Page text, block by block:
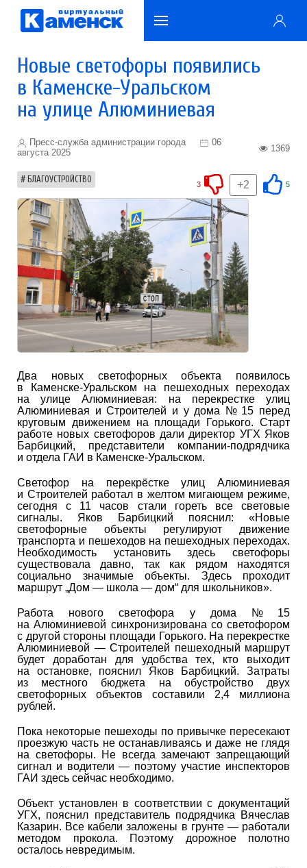
Новые светофоры появились
в Каменске-Уральском
на улице Алюминиевая
Пресс-служба администрации города
06
августа 2025
1369
БЛАГОУСТРОЙСТВО 5
+2
3
Два новых светофорных объекта появилось
в Каменске-Уральском на пешеходных переходах
на улице Алюминиевая: на перекрестке улиц
Алюминиевая и Строителей и у дома № 15 перед
круговым движением на площади Горького. Старт
работе новых светофоров дали директор УГХ Яков
Барбицкий, представители компании-подрядчика
и отдела ГАИ в Каменске-Уральском.
Светофор на перекрёстке улиц Алюминиевая
и Строителей работал в желтом мигающем режиме,
сегодня с 11 часов стали гореть все световые
сигналы. Яков Барбицкий пояснил: «Новые
светофорные объекты регулируют движение
транспорта и пешеходов на пешеходных переходах.
Необходимость установить здесь светофоры
существовала давно, так как рядом находятся
социально значимые объекты. Здесь проходит
маршрут „Дом — школа — дом“ для школьников».
Работа нового светофора у дома № 15
на Алюминиевой синхронизирована со светофором
с другой стороны площади Горького. На перекрестке
Алюминиевой — Строителей пешеходный маршрут
будет доработан для удобства тех, кто выходит
на остановке, пояснил Яков Барбицкий. Затраты
из местного бюджета на обустройство двух
светофорных объектов составили 2,4 миллиона
рублей.
Пока некоторые пешеходы по привычке пересекают
проезжую часть не останавливаясь и даже не глядя
на светофоры. Не всегда замечают запрещающий
сигнал и водители — поэтому участие инспекторов
ГАИ здесь сейчас необходимо.
Объект установлен в соответствии с документаций
УГХ, пояснил представитель подрядчика Вячеслав
Казарин. Все кабели заложены в грунте — работали
методом прокола. Поэтому дорожное полотно
осталось невредимым.